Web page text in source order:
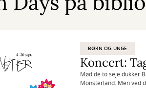
BØRN OG UNGE
Koncert:
Mød de to seje dukker
Monsterland. Men ved